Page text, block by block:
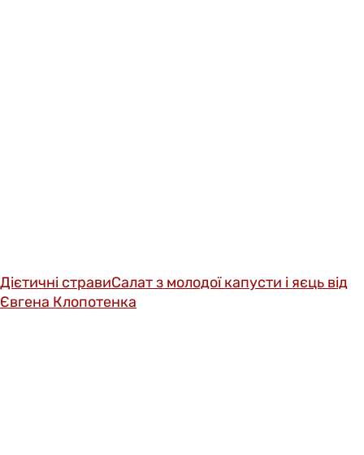
Дієтичні стравиСалат з молодої капусти і яєць від
Євгена Клопотенка